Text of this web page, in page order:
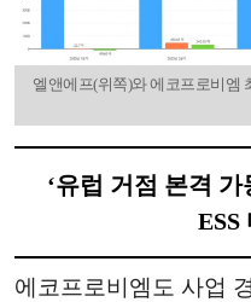
엘앤에프(위쪽)와 에코프로비엠
‘유럽 거점 본격
ESS
에코프로비엠도 사업